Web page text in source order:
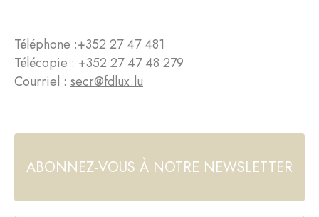
Téléphone :+352 27 47 481
Télécopie : +352 27 47 48 279
Courriel : secr@fdlux.lu
ABONNEZ-VOUS À NOTRE NEWSLETTER